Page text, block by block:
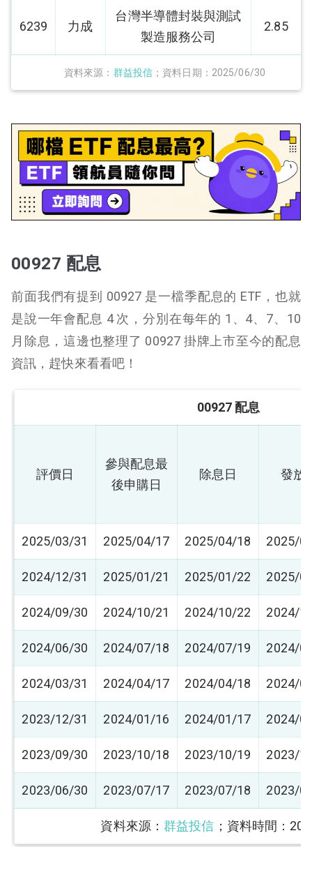
資料來源： 群益投信 ；資料日期：2025/06/30
6239 力成
台灣半導體封裝與測試
製造服務公司
2.85
00927 配息
前面我們有提到 00927 是一檔季配息的 ETF，也就
是說一年會配息 4 次，分別在每年的 1、4、7、10
月除息，這邊也整理了 00927 掛牌上市至今的配息
資訊，趕快來看看吧！
00927 配息
評價日
參與配息最
後申購日
除息日 發放
2025/03/31 2025/04/17 2025/04/18 2025/
2024/12/31 2025/01/21 2025/01/22 2025/
2024/09/30 2024/10/21 2024/10/22 2024/
2024/06/30 2024/07/18 2024/07/19 2024/
2024/03/31 2024/04/17 2024/04/18 2024/
2023/12/31 2024/01/16 2024/01/17 2024/
2023/09/30 2023/10/18 2023/10/19 2023/
2023/06/30 2023/07/17 2023/07/18 2023/
資料來源： 群益投信 ；資料時間：